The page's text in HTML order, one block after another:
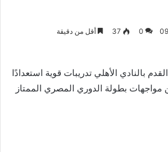
0
37 أقل من دقيقة
بالنادي الأهلي تدريبات قوية استعدادًا
مواجهات بطولة الدوري المصري الممتاز